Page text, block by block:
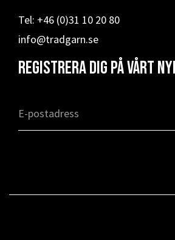
Tel: +46 (0)31 10 20 80
info@tradgarn.se
Registrera dig på vårt